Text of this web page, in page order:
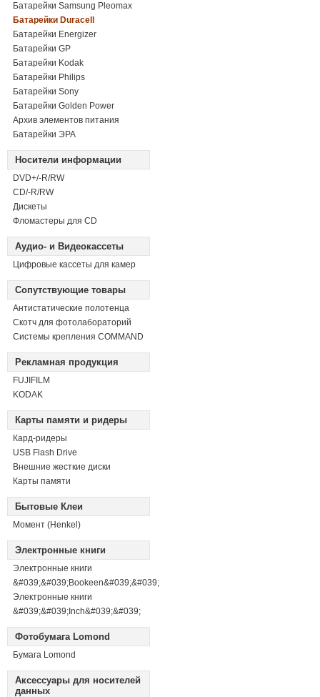
Батарейки Samsung Pleomax
Батарейки Duracell
Батарейки Energizer
Батарейки GP
Батарейки Kodak
Батарейки Philips
Батарейки Sony
Батарейки Golden Power
Архив элементов питания
Батарейки ЭРА
Носители информации
DVD+/-R/RW
СD/-R/RW
Дискеты
Фломастеры для CD
Аудио- и Видеокассеты
Цифровые кассеты для камер
Сопутствующие товары
Антистатические полотенца
Скотч для фотолабораторий
Системы крепления COMMAND
Рекламная продукция
FUJIFILM
KODAK
Карты памяти и ридеры
Кард-ридеры
USB Flash Drive
Внешние жесткие диски
Карты памяти
Бытовые Клеи
Момент (Henkel)
Электронные книги
Электронные книги
&#039;&#039;Bookeen&#039;&#039;
Электронные книги
&#039;&#039;Inch&#039;&#039;
Фотобумага Lomond
Бумага Lomond
Аксессуары для носителей
данных